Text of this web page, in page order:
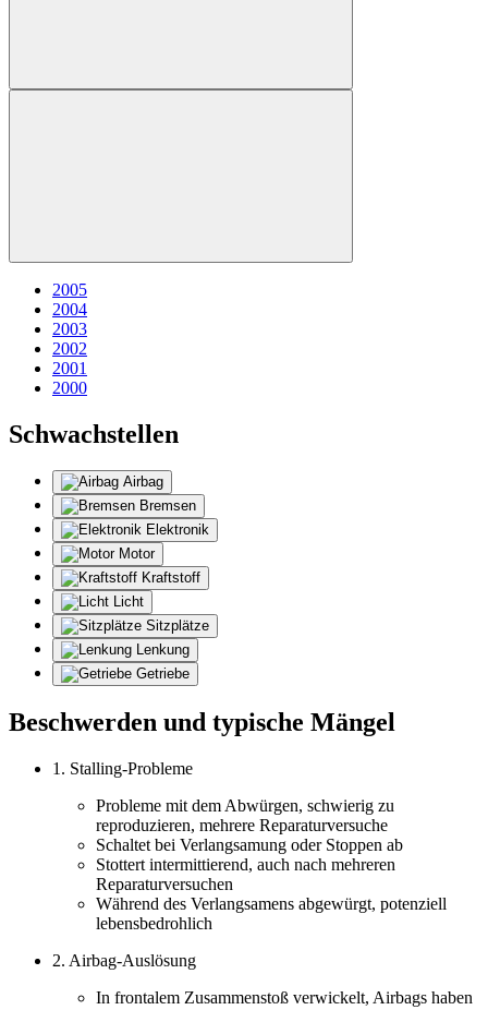
2005
2004
2003
2002
2001
2000
Schwachstellen
Airbag
Bremsen
Elektronik
Motor
Kraftstoff
Licht
Sitzplätze
Lenkung
Getriebe
Beschwerden und typische Mängel
1. Stalling-Probleme
Probleme mit dem Abwürgen, schwierig zu
reproduzieren, mehrere Reparaturversuche
Schaltet bei Verlangsamung oder Stoppen ab
Stottert intermittierend, auch nach mehreren
Reparaturversuchen
Während des Verlangsamens abgewürgt, potenziell
lebensbedrohlich
2. Airbag-Auslösung
In frontalem Zusammenstoß verwickelt, Airbags haben